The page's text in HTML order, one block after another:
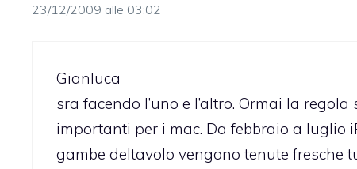
23/12/2009 alle 03:02
Gianluca
sra facendo l’uno e l’altro. Ormai la
importanti per i mac. Da febbraio a luglio
gambe deltavolo vengono tenute fresche